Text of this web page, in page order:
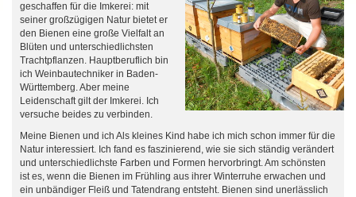
geschaffen für die Imkerei: mit
seiner großzügigen Natur bietet er
den Bienen eine große Vielfalt an
Blüten und unterschiedlichsten
Trachtpflanzen. Hauptberuflich bin
ich Weinbautechniker in Baden-
Württemberg. Aber meine
Leidenschaft gilt der Imkerei. Ich
versuche beides zu verbinden.
Meine Bienen und ich Als kleines Kind habe ich mich schon immer für die
Natur interessiert. Ich fand es faszinierend, wie sie sich ständig verändert
und unterschiedlichste Farben und Formen hervorbringt. Am schönsten
ist es, wenn die Bienen im Frühling aus ihrer Winterruhe erwachen und
ein unbändiger Fleiß und Tatendrang entsteht. Bienen sind unerlässlich